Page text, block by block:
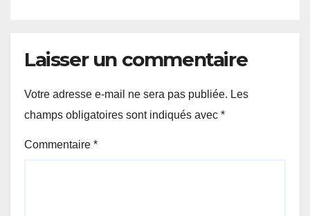
Laisser un commentaire
Votre adresse e-mail ne sera pas publiée. Les
champs obligatoires sont indiqués avec *
Commentaire *